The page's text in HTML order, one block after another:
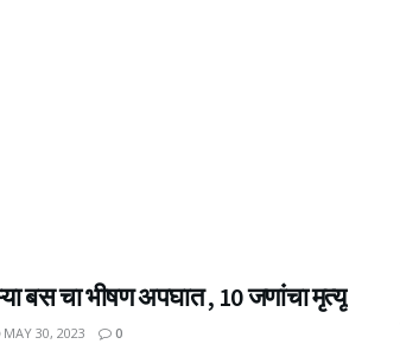
बस चा भीषण अपघात , 10 जणांचा मृत्यू
MAY 30, 2023 0